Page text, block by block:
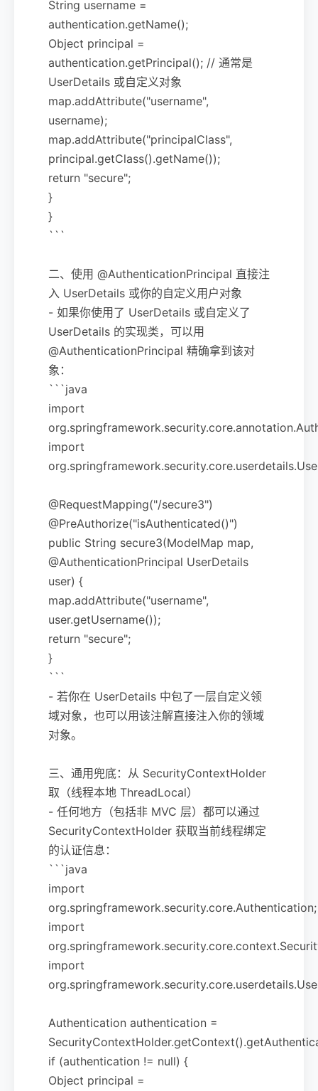
String username =
authentication.getName();
Object principal =
authentication.getPrincipal(); // 通常是
UserDetails 或自定义对象
map.addAttribute("username",
username);
map.addAttribute("principalClass",
principal.getClass().getName());
return "secure";
}
}
```
二、使用 @AuthenticationPrincipal 直接注
入 UserDetails 或你的自定义用户对象
- 如果你使用了 UserDetails 或自定义了
UserDetails 的实现类，可以用
@AuthenticationPrincipal 精确拿到该对
象：
```java
import
import
@RequestMapping("/secure3")
@PreAuthorize("isAuthenticated()")
public String secure3(ModelMap map,
@AuthenticationPrincipal UserDetails
user) {
map.addAttribute("username",
user.getUsername());
return "secure";
}
```
- 若你在 UserDetails 中包了一层自定义领
域对象，也可以用该注解直接注入你的领域
对象。
三、通用兜底：从 SecurityContextHolder
取（线程本地 ThreadLocal）
- 任何地方（包括非 MVC 层）都可以通过
SecurityContextHolder 获取当前线程绑定
的认证信息：
```java
import
org.springframework.security.core.Authentication;
import
import
Authentication authentication =
if (authentication != null) {
Object principal =